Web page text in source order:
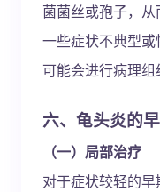
菌菌丝或孢子，
一些症状不典型
可能会进行病理组
六、龟头炎的
（一）局部治疗
对于症状较轻的